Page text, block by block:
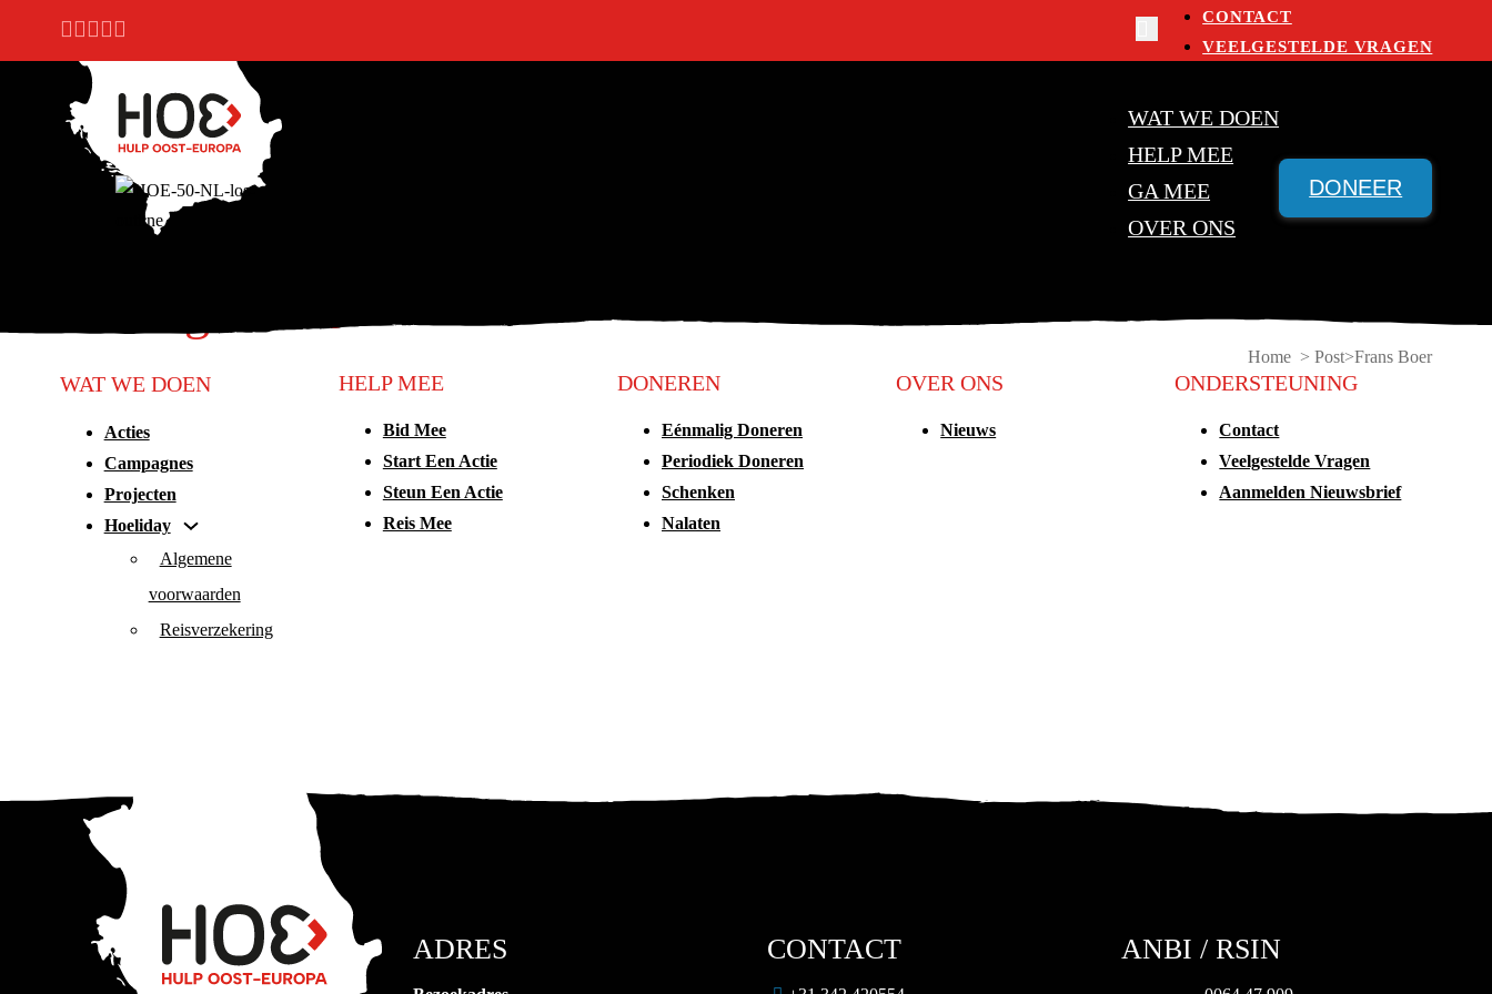
Ga naar hoofdinhoud
Ga naar voettekst
CONTACT
VEELGESTELDE VRAGEN
WAT WE DOEN
HELP MEE
GA MEE
OVER ONS
DONEER
Home > Post Frans Boer
Handige links
WAT WE DOEN
Acties
Campagnes
Projecten
Hoeliday
Algemene
voorwaarden
Reisverzekering
HELP MEE
Bid Mee
Start Een Actie
Steun Een Actie
Reis Mee
DONEREN
Eénmalig Doneren
Periodiek Doneren
Schenken
Nalaten
OVER ONS
Nieuws
ONDERSTEUNING
Contact
Veelgestelde Vragen
Aanmelden Nieuwsbrief
ADRES CONTACT ANBI / RSIN